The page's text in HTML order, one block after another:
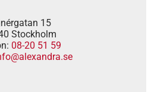
15
Stockholm
08-20 51 59